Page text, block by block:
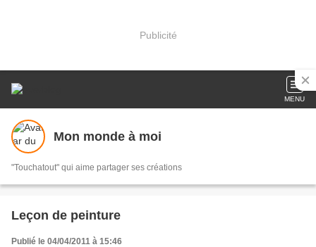
Publicité
MENU
Mon monde à moi
"Touchatout" qui aime partager ses créations
Leçon de peinture
Publié le 04/04/2011 à 15:46